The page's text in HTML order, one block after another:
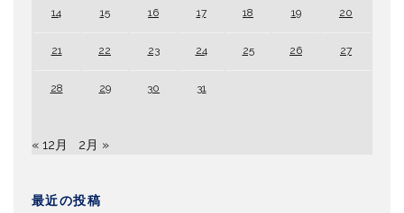
14 15 16 17 18 19 20
21 22 23 24 25 26 27
28 29 30 31
« 12月 2月 »
最近の投稿